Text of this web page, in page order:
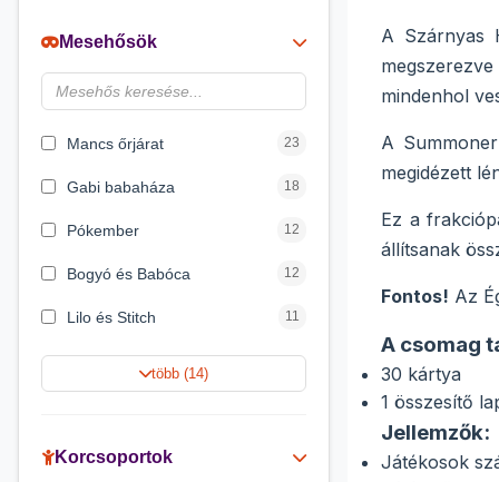
Noris
Disney hercegnők 6
Mesehősök
Mancs őrjárat 23
Gabi babaháza 18
Pókember 12
Bogyó és Babóca 12
Lilo és Stitch 11
Harry Potter 9
Peppa malac
több (14)
Korcsoportok
A Szárnyas
mindenhol
A
megidézett
Ez a
állítsanak
Fontos! Az
A csomag
30 kártya
1 összesítő
Jellemzők:
Játékosok